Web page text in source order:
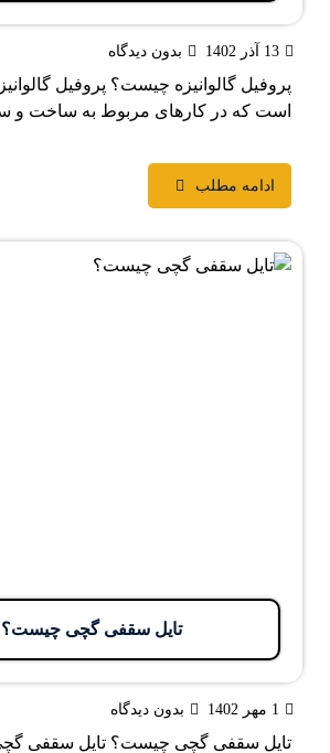
13 آذر 1402 بدون دیدگاه
پروفیل گالوانیزه چیست؟ پروفیل
است که در کارهای مربوط به ساخت و
ادامه مطلب
تایل سقفی گچی چیست؟
1 مهر 1402 بدون دیدگاه
تایل سقفی گچی چیست؟ تایل سقفی